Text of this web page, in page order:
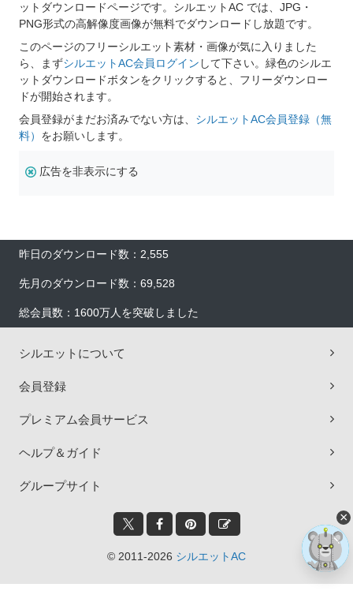
ットダウンロードページです。シルエットAC では、JPG・
PNG形式の高解像度画像が無料でダウンロードし放題です。
このページのフリーシルエット素材・画像が気に入りました
ら、まずシルエットAC会員ログイン して下さい。緑色のシルエ
ットダウンロードボタンをクリックすると、フリーダウンロー
ドが開始されます。
会員登録がまだお済みでない方は、 シルエットAC会員登録（無
料） をお願いします。
広告を非表示にする
昨日のダウンロード数：2,555
先月のダウンロード数：69,528
総会員数：1600万人を突破しました
シルエットについて
会員登録
プレミアム会員サービス
ヘルプ＆ガイド
グループサイト
© 2011-2026 シルエットAC
×